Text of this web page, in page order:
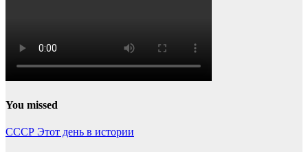
You missed
СССР Этот день в истории